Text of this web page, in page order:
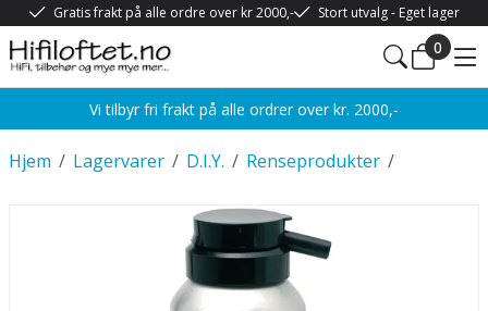
Gratis frakt på alle ordre over kr 2000,- Stort utvalg - Eget lager
0
Vi tilbyr fri frakt på alle ordrer over kr. 2000,-
/
Hjem /
Lagervarer /
D.I.Y. /
Renseprodukter